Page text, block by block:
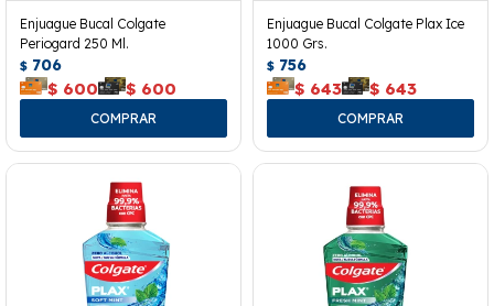
Enjuague Bucal Colgate
Periogard 250 Ml.
$ 706
$ 600 $ 600
Enjuague Bucal Colgate Plax Ice
1000 Grs.
$ 756
$ 643 $ 643